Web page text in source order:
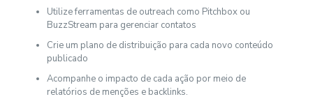
Utilize ferramentas de outreach como Pitchbox ou
BuzzStream para gerenciar contatos
Crie um plano de distribuição para cada novo conteúdo
publicado
Acompanhe o impacto de cada ação por meio de
relatórios de menções e backlinks.